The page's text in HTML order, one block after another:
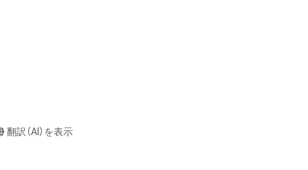
はその管理委
的財産権を有
ムの保有者が有
を含みますが、
翻訳（AI）を表示